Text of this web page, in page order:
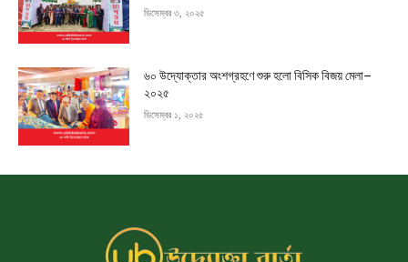
ডিসেম্বর ৩, ২০২৫
৬০ উদ্যোক্তার অংশগ্রহণে শুরু হলো বিসিক বিজয় মেলা–
২০২৫
ডিসেম্বর ১, ২০২৫